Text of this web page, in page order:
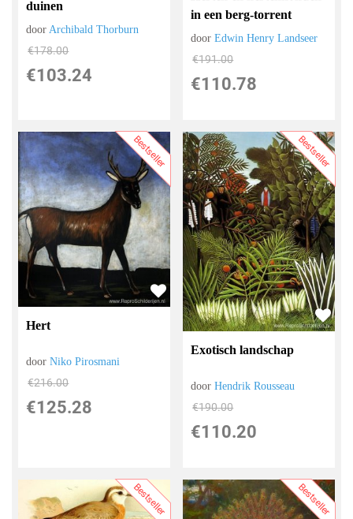
duinen
door Archibald Thorburn
€178.00
€103.24
in een berg-torrent
doorEdwin Henry Landseer
€191.00
€110.78
Bestseller
Hert
doorNiko Pirosmani
€216.00
€125.28
Bestseller
Exotisch landschap
doorHendrik Rousseau
€190.00
€110.20
Bestseller Bestseller